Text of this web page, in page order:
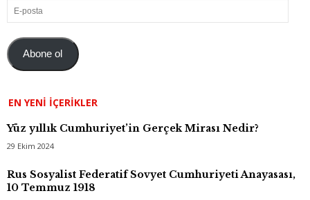
E-
posta
Abone ol
EN YENI İÇERIKLER
Yüz yıllık Cumhuriyet’in Gerçek Mirası Nedir?
29 Ekim 2024
Rus Sosyalist Federatif Sovyet Cumhuriyeti Anayasası,
10 Temmuz 1918